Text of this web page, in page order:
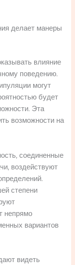
делает манеры
влияние
поведению.
могут
будет
Эта
возможности на
соединенные
воздействуют
степени
непрямо
вариантов
видеть